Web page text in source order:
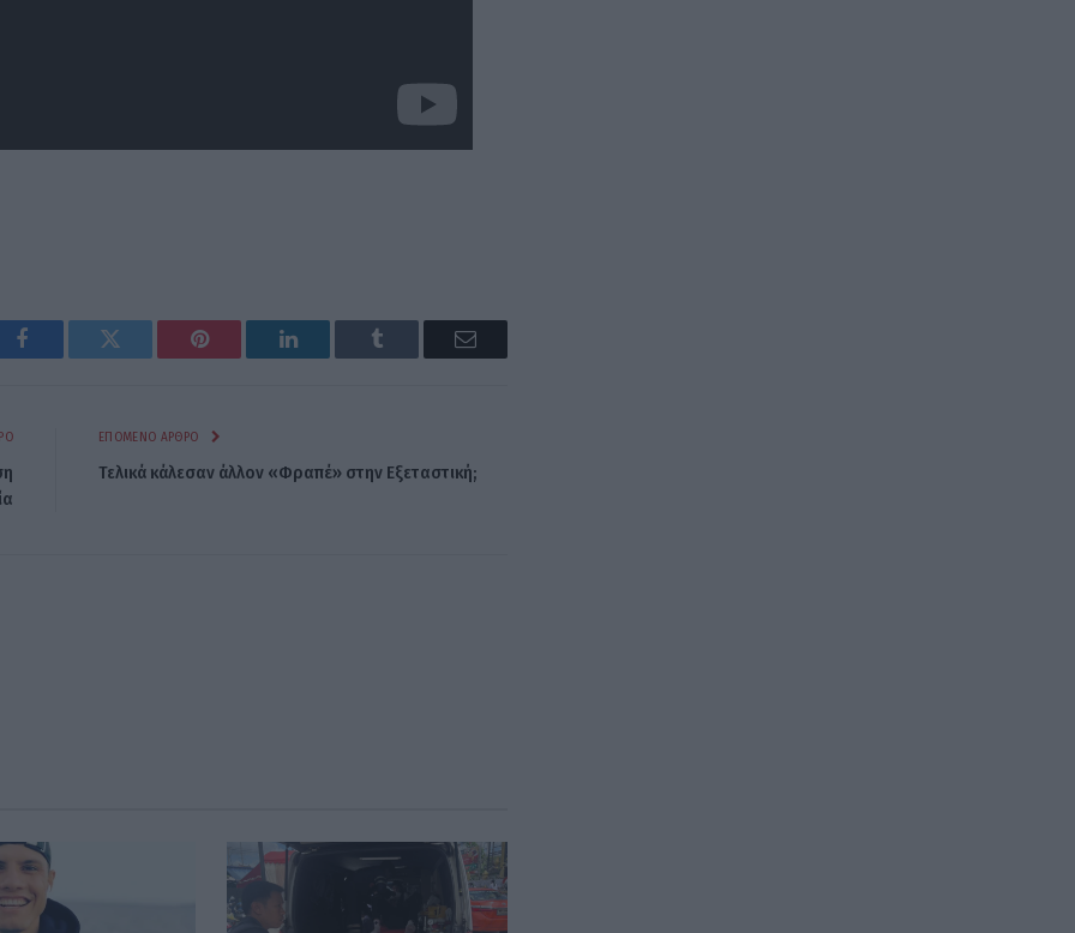
Facebook Twitter Pinterest LinkedIn Tumblr Email
ΕΠΌΜΕΝΟ ΆΡΘΡΟ
Τελικά κάλεσαν άλλον «Φραπέ» στην Εξεταστική;